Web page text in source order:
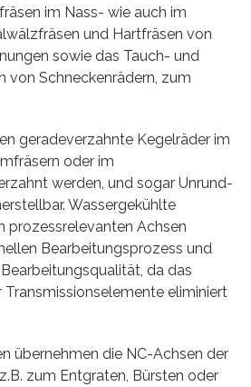
im Nass- wie auch im
und Hartfräsen von
sowie das Tauch- und
von Schneckenrädern, zum
geradeverzahnte Kegelräder im
oder im
werden, und sogar Unrund-
Wassergekühlte
prozessrelevanten Achsen
Bearbeitungsprozess und
da das
Transmissionselemente eliminiert
übernehmen die NC-Achsen der
zum Entgraten, Bürsten oder